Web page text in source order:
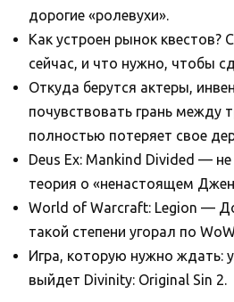
дорогие «ролевухи».
Как устроен рынок квестов?
сейчас, и что нужно, чтобы
Откуда берутся актеры,
почувствовать грань между
полностью потеряет свое
Deus Ex: Mankind Divided —
теория о «ненастоящем
World of Warcraft: Legion —
такой степени угорал по
Игра, которую нужно ждать:
выйдет Divinity: Original Sin 2.